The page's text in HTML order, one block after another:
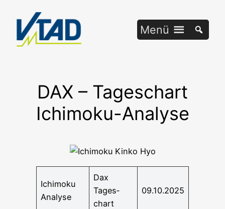
springen
Menü
DAX – Tageschart
Ichimoku-Analyse
Ichi­mo­ku
Analyse
Dax
Tages­
chart
09.10.2025